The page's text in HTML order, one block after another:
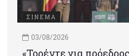
ΣΙΝΕΜΑ
03/08/2026
«Τορέντε για